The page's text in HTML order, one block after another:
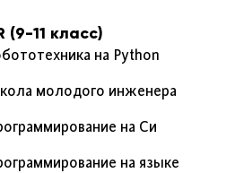
(9-11 класс)
на Python
молодого инженера
на Cи
на языке